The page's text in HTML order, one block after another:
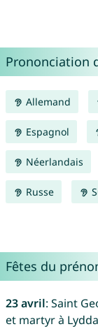
Prononciation
Allemand
Espagnol
Néerlandais
Russe
Fêtes du
23 avril: Saint
et martyr à